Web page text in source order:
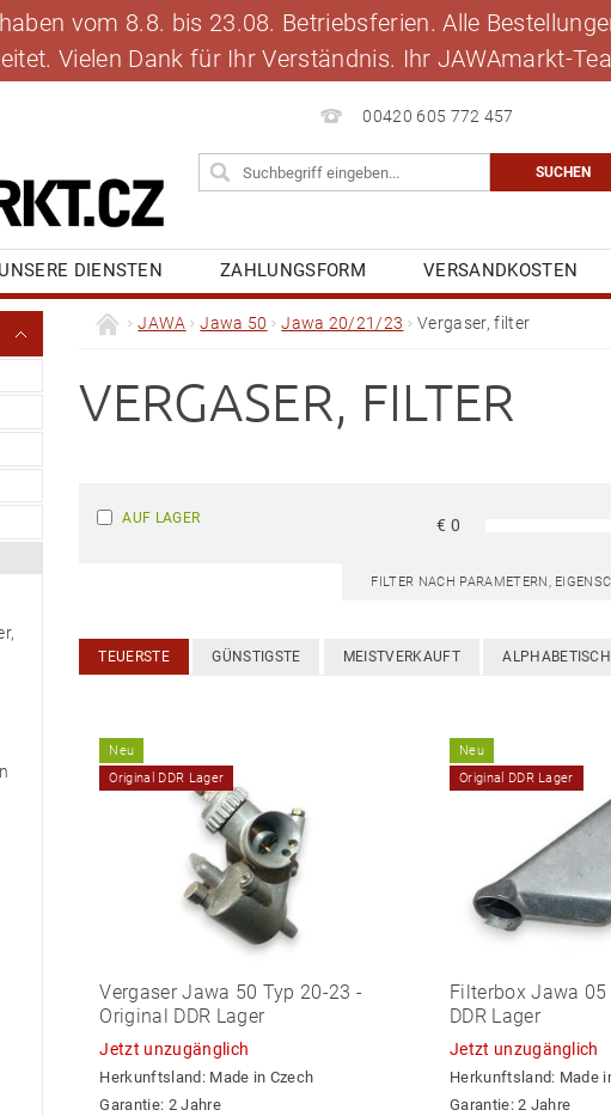
vom 8.8. bis 23.08. Betriebsferien. Alle
Vielen Dank für Ihr Verständnis. Ihr JAWAmarkt-
00420 605 772 457
UNSERE DIENSTEN ZAHLUNGSFORM VERSANDKOSTEN
SIE UNS BLOG MEINE BESTELLUNG
JAWA Jawa 50 Jawa 20/21/23 Vergaser, filter
VERGASER, FILTER
AUF LAGER €0
FILTER NACH PARAMETERN,
TEUERSTE GÜNSTIGSTE MEISTVERKAUFT ALPHABETISCH
Neu
Original DDR Lager
Vergaser Jawa 50 Typ 20-23 -
Original DDR Lager
Jetzt unzugänglich
Herkunftsland: Made in Czech
Garantie: 2 Jahre
Neu
Original DDR Lager
Filterbox Jawa
DDR Lager
Jetzt unzugänglich
Herkunftsland: Made
Garantie: 2 Jahre